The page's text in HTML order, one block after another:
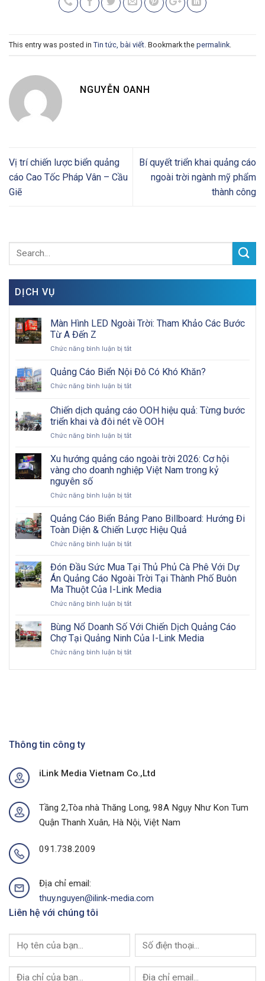
This entry was posted in Tin tức, bài viết . Bookmark the permalink
NGUYỄN OANH
Vị trí chiến lược biển quảng
cáo Cao Tốc Pháp Vân – Cầu
Giẽ
Bí quyết triển khai quảng cáo
ngoài trời ngành mỹ phẩm
thành công
DỊCH VỤ
Màn Hình LED Ngoài Trời: Tham Khảo Các Bước
Từ A Đến Z
Chức năng bình luận bị tắtở
Hình
Ngoài
Tham
Khảo
Bước
A
Đến
Quảng Cáo Biển Nội Đô Có Khó Khăn?
Chức năng bình luận bị tắtở
Cáo
Biển
Nội
Đô
Khó
Khăn?
Chiến dịch quảng cáo OOH hiệu quả: Từng bước
triển khai và đôi nét về OOH
Chức năng bình luận bị tắtở
dịch
quảng
cáo
hiệu
Từng
bước
triển
khai
đôi
nét
về
Xu hướng quảng cáo ngoài trời 2026: Cơ hội
vàng cho doanh nghiệp Việt Nam trong kỷ
nguyên số
Chức năng bình luận bị tắtở
hướng
quảng
cáo
ngoài
2026:
Cơ
hội
vàng
cho
nghiệp
Việt
trong
Quảng Cáo Biển Bảng Pano Billboard: Hướng Đi
Toàn Diện & Chiến Lược Hiệu Quả
Chức năng bình luận bị tắtở
Cáo
Biển
Bảng
Pano
Billboard:
Đi
Toàn
Diện
&
Đón Đầu Sức Mua Tại Thủ Phủ Cà Phê Với Dự
Án Quảng Cáo Ngoài Trời Tại Thành Phố Buôn
Ma Thuột Của I-Link Media
Chức năng bình luận bị tắtở
Đầu
Sức
Mua
Tại
Tại
Buôn
Thuột
Bùng Nổ Doanh Số Với Chiến Dịch Quảng Cáo
Chợ Tại Quảng Ninh Của I-Link Media
Chức năng bình luận bị tắtở
Nổ
Quảng
Link
Media
Thông tin công ty
iLink Media Vietnam Co.,Ltd
Tầng 2,Tòa nhà Thăng Long, 98A Ngụy Như Kon Tum
Quận Thanh Xuân, Hà Nội, Việt Nam
091.738.2009
Địa chỉ email:
thuy.nguyen@ilink-media.com
Liên hệ với chúng tôi